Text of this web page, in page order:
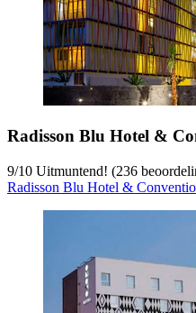
Radisson Blu Hotel &
9/10 Uitmuntend! (236
Radisson Blu Hotel &